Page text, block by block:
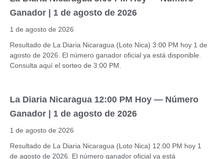
Ganador | 1 de agosto de 2026
1 de agosto de 2026
Resultado de La Diaria Nicaragua (Loto Nica) 3:00 PM hoy 1 de
agosto de 2026. El número ganador oficial ya está disponible.
Consulta aquí el sorteo de 3:00 PM.
La Diaria Nicaragua 12:00 PM Hoy — Número
Ganador | 1 de agosto de 2026
1 de agosto de 2026
Resultado de La Diaria Nicaragua (Loto Nica) 12:00 PM hoy 1
de agosto de 2026. El número ganador oficial ya está